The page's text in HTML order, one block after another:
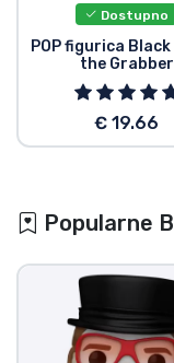
Dostupno
POP figurica Black
the Grabber
€ 19.66
Popularne